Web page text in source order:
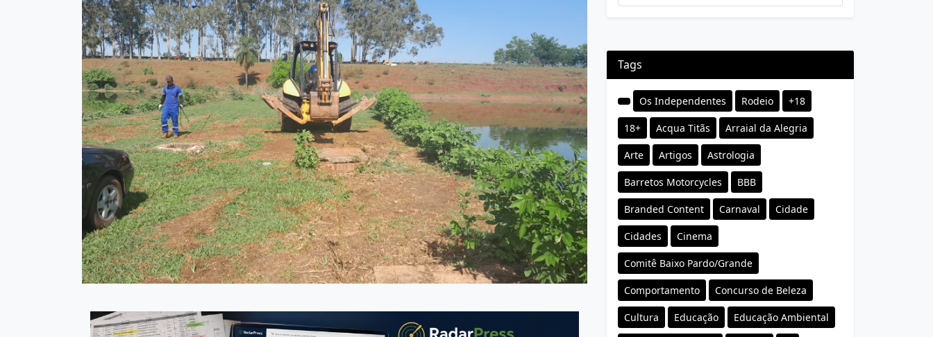
Tags
Os Independentes Rodeio +18
18+ Acqua Titãs Arraial da Alegria
Arte Artigos Astrologia
Barretos Motorcycles BBB
Branded Content Carnaval Cidade
Cidades Cinema
Comitê Baixo Pardo/Grande
Comportamento Concurso de Beleza
Cultura Educação Educação Ambiental